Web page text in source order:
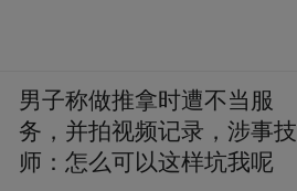
男子称做推拿时遭不当服
务，并拍视频记录，涉事技
师：怎么可以这样坑我呢